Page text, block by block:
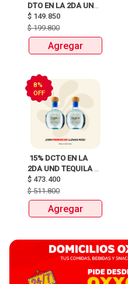
DTO EN LA 2DA UND
DE TEQUILAS JOSE
CUERVO
$ 149.850
$199.800
Agregar
8%
OFF
15% DCTO EN LA
2DA UND TEQUILA
DON JULIO BLANCO
BOTELLAX700ml
ANTES:$511.800
$ 473.400
$511.800
Agregar